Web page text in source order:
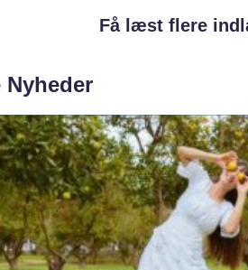
Få læst flere
Nyheder